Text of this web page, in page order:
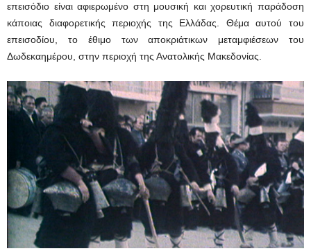
επεισόδιο είναι αφιερωμένο στη μουσική και χορευτική παράδοση
κάποιας διαφορετικής περιοχής της Ελλάδας. Θέμα αυτού του
επεισοδίου, το έθιμο των αποκριάτικων μεταμφιέσεων του
Δωδεκαημέρου, στην περιοχή της Ανατολικής Μακεδονίας.